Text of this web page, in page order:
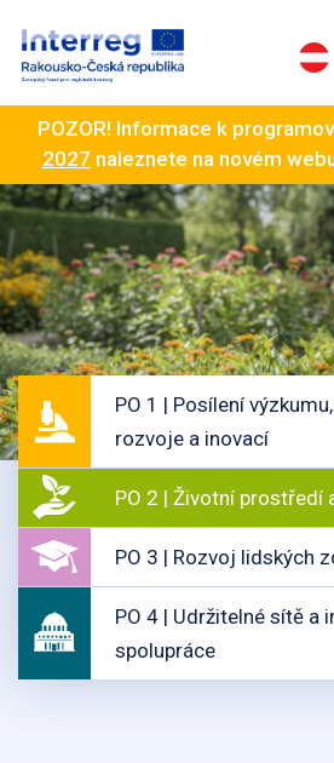
POZOR! Informace k
2027 naleznete na novém
PO 1 | Posílení
rozvoje a inovací
PO 2 | Životní prostředí
PO 3 | Rozvoj lidských
PO 4 | Udržitelné sítě a
spolupráce